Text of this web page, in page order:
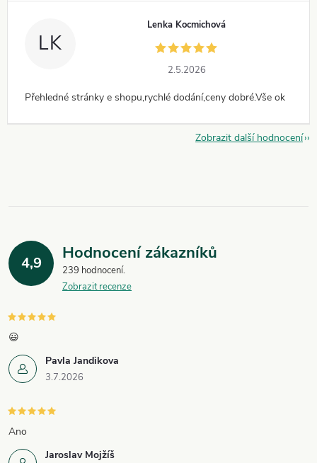
LK
Lenka Kocmichová
2.5.2026
Přehledné stránky e shopu,rychlé dodání,ceny dobré.Vše ok
Zobrazit další hodnocení
4,9 Hodnocení zákazníků
239 hodnocení
Zobrazit recenze
Pavla Jandikova
3.7.2026
😃
Jaroslav Mojžíš
Ano